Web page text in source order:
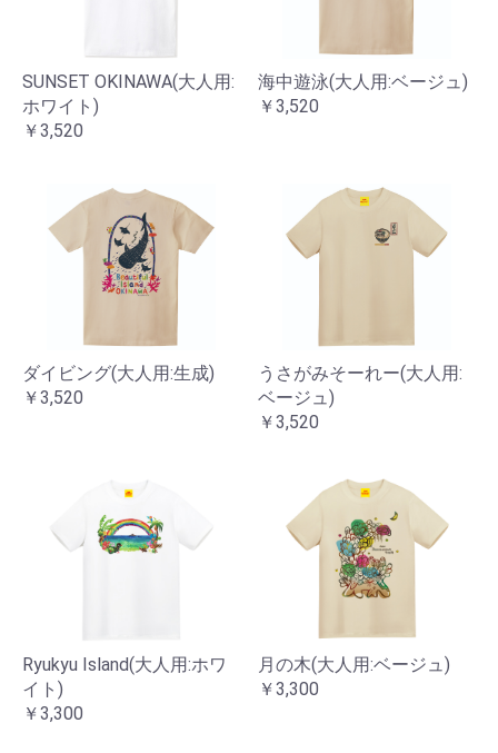
SUNSET OKINAWA(大人用:
ホワイト)
￥3,520
海中遊泳(大人用:ベージュ)
￥3,520
ダイビング(大人用:生成)
￥3,520
うさがみそーれー(大人用:
ベージュ)
￥3,520
Ryukyu Island(大人用:ホワ
イト)
￥3,300
月の木(大人用:ベージュ)
￥3,300